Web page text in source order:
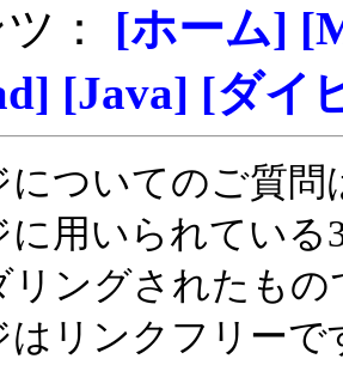
： [ホーム]
[Java] [ダイ
についてのご質問
に用いられてい
リングされたもの
はリンクフリーで